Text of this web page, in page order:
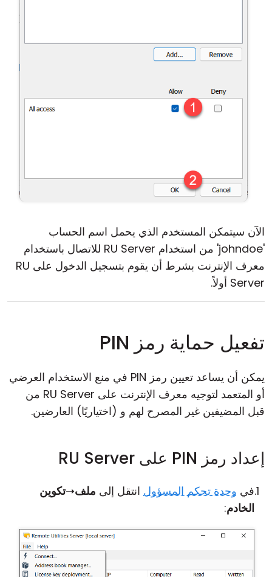
الآن سيتمكن المستخدم الذي يحمل اسم الحساب
'johndoe' من استخدام RU Server للاتصال باستخدام
معرف الإنترنت بشرط أن يقوم بتسجيل الدخول على RU
Server أولاً.
تفعيل حماية رمز PIN
يمكن أن يساعد تعيين رمز PIN في منع الاستخدام العرضي
أو المتعمد لتوجيه معرف الإنترنت على RU Server من
قبل المضيفين غير المصرح لهم و (اختياريًا) العارضين.
إعداد رمز PIN على RU Server
في وحدة تحكم المسؤول انتقل إلى ملف➝تكوين
الخادم: